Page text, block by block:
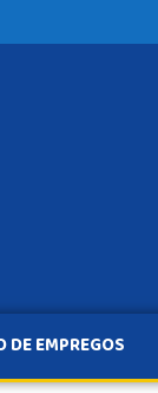
DE EMPREGOS